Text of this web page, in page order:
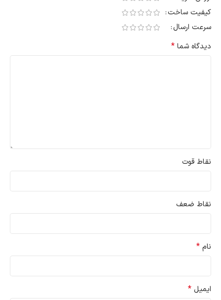
کیفیت ساخت
سرعت ارسال
دیدگاه شما *
نقاط قوت
نقاط ضعف
نام *
ایمیل *